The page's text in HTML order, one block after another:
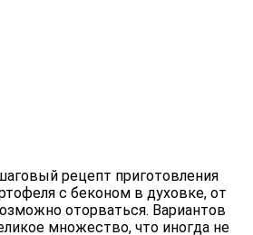
рецепт приготовления
с беконом в духовке, от
оторваться. Вариантов
множество, что иногда не